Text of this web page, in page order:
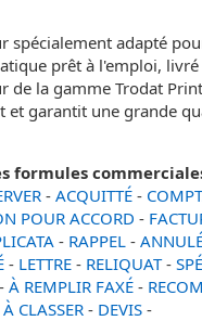
spécialement adapté
prêt à l'emploi, livré
de la gamme Trodat
et garantit une grande
formules
- ACQUITTÉ-
POUR ACCORD -
- RAPPEL-
- LETTRE- RELIQUAT-
- À REMPLIR FAXÉ-
À CLASSER- DEVIS-